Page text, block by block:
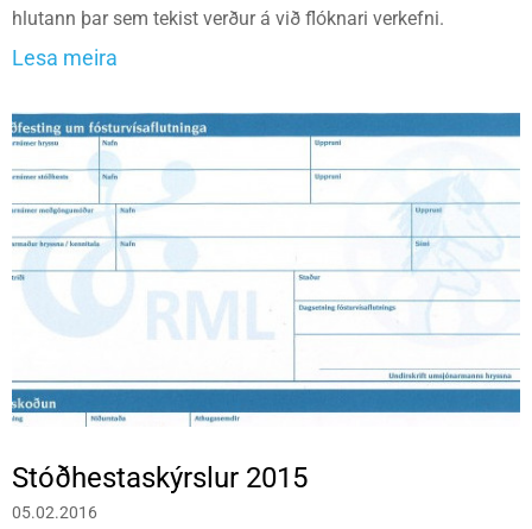
hlutann þar sem tekist verður á við flóknari verkefni.
Lesa meira
Stóðhestaskýrslur 2015
05.02.2016